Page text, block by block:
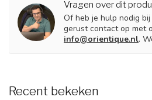
Vragen over dit
Of heb je hulp nodig
gerust contact op met
info@orientique.nl.
Recent bekeken